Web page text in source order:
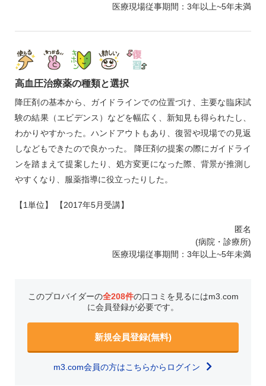
医療現場従事期間：3年以上~5年未満
高血圧治療薬の種類と選択
降圧剤の基本から、ガイドラインでの位置づけ、主要な臨床試
験の結果（エビデンス）などを幅広く、新知見も得られたし、
わかりやすかった。ハンドアウトもあり、復習や現場での見返
しなどもできたので良かった。 降圧剤の提案の際にガイドライ
ンを踏まえて提案したり、処方変更になった際、背景が推測し
やすくなり、服薬指導に役立ったりした。
【1単位】 【2017年5月受講】
匿名
(病院・診療所)
医療現場従事期間：3年以上~5年未満
このプロバイダーの全208件の口コミを見るにはm3.com
に会員登録が必要です。
新規会員登録(無料)
m3.com会員の方はこちらからログイン